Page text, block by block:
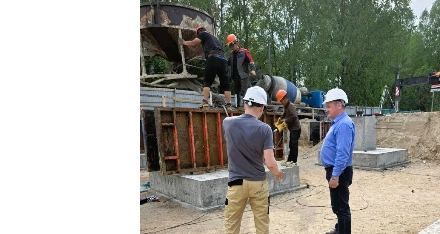
РЕКОМЕНДУЕМ
Также сотрудники Аварийно-спасательной службы отреагировали на три
вызова, поступивших по поводу поисково-спасательных работ в лесах.
Детали операций не уточняются.
Фото: https://vk.com/wall-198790250_7324
происшествия спасатели